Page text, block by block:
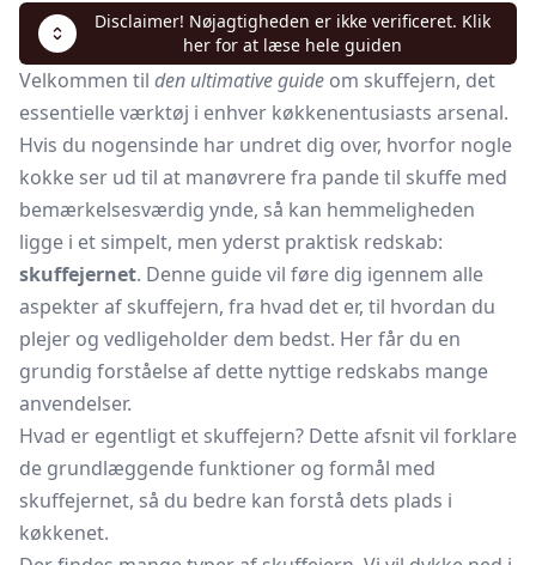
Disclaimer! Nøjagtigheden er ikke verificeret. Klik
her for at læse hele guiden
Velkommen til den ultimative guide om skuffejern, det
essentielle værktøj i enhver køkkenentusiasts arsenal.
Hvis du nogensinde har undret dig over, hvorfor nogle
kokke ser ud til at manøvrere fra pande til skuffe med
bemærkelsesværdig ynde, så kan hemmeligheden
ligge i et simpelt, men yderst praktisk redskab:
skuffejernet. Denne guide vil føre dig igennem alle
aspekter af skuffejern, fra hvad det er, til hvordan du
plejer og vedligeholder dem bedst. Her får du en
grundig forståelse af dette nyttige redskabs mange
anvendelser.
Hvad er egentligt et skuffejern? Dette afsnit vil forklare
de grundlæggende funktioner og formål med
skuffejernet, så du bedre kan forstå dets plads i
køkkenet.